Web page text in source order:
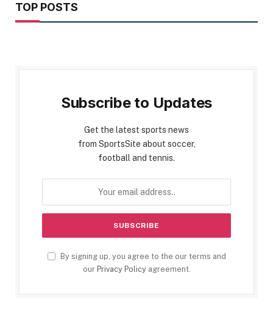
TOP POSTS
Subscribe to Updates
Get the latest sports news
from SportsSite about soccer,
football and tennis.
By signing up, you agree to the our terms and
our Privacy Policyagreement.